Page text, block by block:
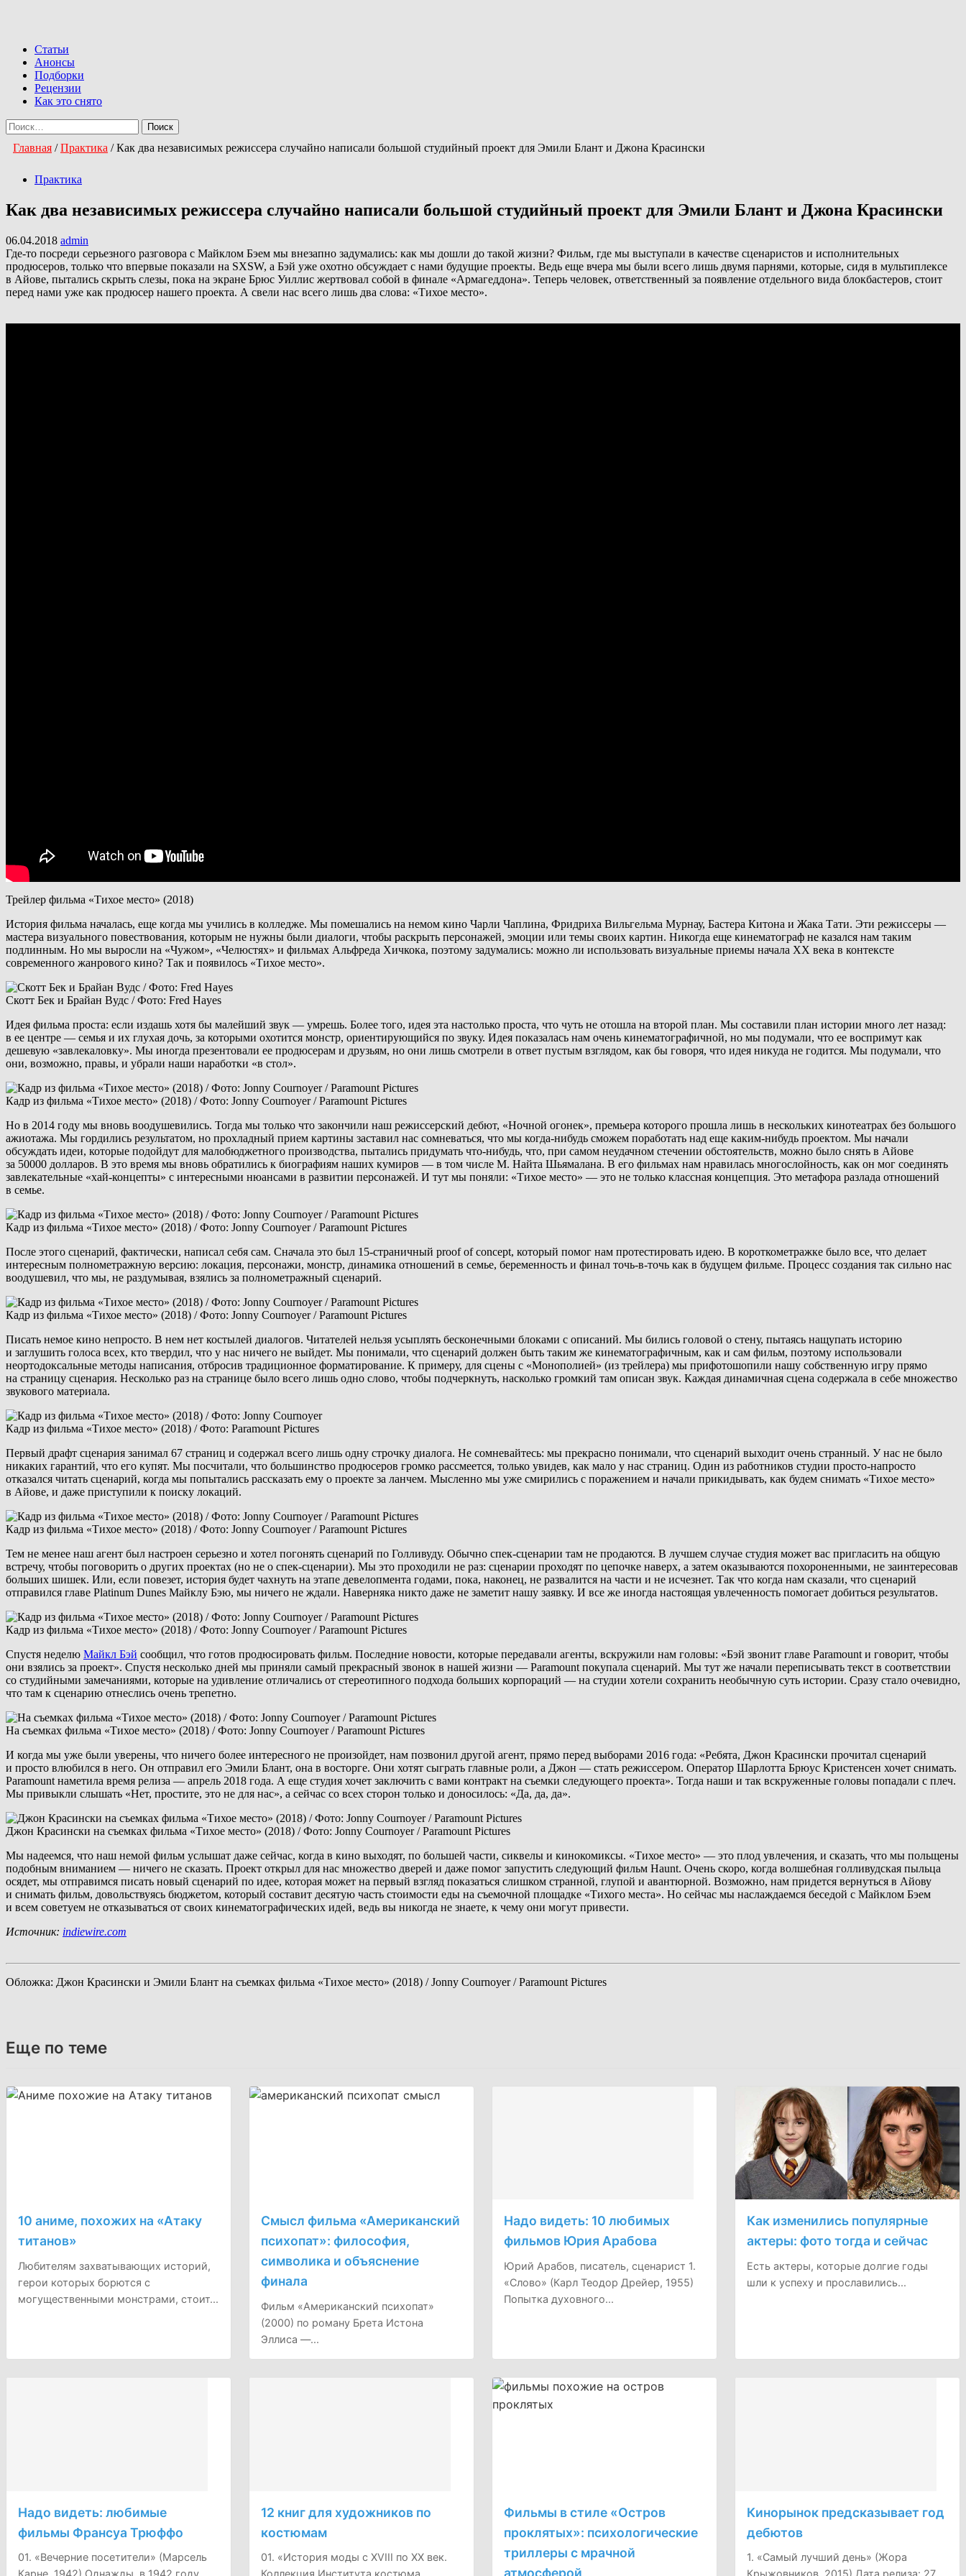
Статьи
Анонсы
Подборки
Рецензии
Как это снято
Найти:
Главная /Практика /Как два независимых режиссера случайно написали большой студийный проект для Эмили Блант и Джона Красински
Практика
Как два независимых режиссера случайно написали большой студийный проект для Эмили Блант и Джона Красински
06.04.2018 admin
Где-то посреди серьезного разговора с Майклом Бэем мы внезапно задумались: как мы дошли до такой жизни? Фильм, где мы выступали в качестве сценаристов и исполнительных
продюсеров, только что впервые показали на SXSW, а Бэй уже охотно обсуждает с нами будущие проекты. Ведь еще вчера мы были всего лишь двумя парнями, которые, сидя в мультиплексе
в Айове, пытались скрыть слезы, пока на экране Брюс Уиллис жертвовал собой в финале «Армагеддона». Теперь человек, ответственный за появление отдельного вида блокбастеров, стоит
перед нами уже как продюсер нашего проекта. А свели нас всего лишь два слова: «Тихое место».
Трейлер фильма «Тихое место» (2018)
История фильма началась, еще когда мы учились в колледже. Мы помешались на немом кино Чарли Чаплина, Фридриха Вильгельма Мурнау, Бастера Китона и Жака Тати. Эти режиссеры —
мастера визуального повествования, которым не нужны были диалоги, чтобы раскрыть персонажей, эмоции или темы своих картин. Никогда еще кинематограф не казался нам таким
подлинным. Но мы выросли на «Чужом», «Челюстях» и фильмах Альфреда Хичкока, поэтому задумались: можно ли использовать визуальные приемы начала XX века в контексте
современного жанрового кино? Так и появилось «Тихое место».
Скотт Бек и Брайан Вудс / Фото: Fred Hayes
Идея фильма проста: если издашь хотя бы малейший звук — умрешь. Более того, идея эта настолько проста, что чуть не отошла на второй план. Мы составили план истории много лет назад:
в ее центре — семья и их глухая дочь, за которыми охотится монстр, ориентирующийся по звуку. Идея показалась нам очень кинематографичной, но мы подумали, что ее воспримут как
дешевую «завлекаловку». Мы иногда презентовали ее продюсерам и друзьям, но они лишь смотрели в ответ пустым взглядом, как бы говоря, что идея никуда не годится. Мы подумали, что
они, возможно, правы, и убрали наши наработки «в стол».
Кадр из фильма «Тихое место» (2018) / Фото: Jonny Cournoyer / Paramount Pictures
Но в 2014 году мы вновь воодушевились. Тогда мы только что закончили наш режиссерский дебют, «Ночной огонек», премьера которого прошла лишь в нескольких кинотеатрах без большого
ажиотажа. Мы гордились результатом, но прохладный прием картины заставил нас сомневаться, что мы когда-нибудь сможем поработать над еще каким-нибудь проектом. Мы начали
обсуждать идеи, которые подойдут для малобюджетного производства, пытались придумать что-нибудь, что, при самом неудачном стечении обстоятельств, можно было снять в Айове
за 50000 долларов. В это время мы вновь обратились к биографиям наших кумиров — в том числе М. Найта Шьямалана. В его фильмах нам нравилась многослойность, как он мог соединять
завлекательные «хай-концепты» с интересными нюансами в развитии персонажей. И тут мы поняли: «Тихое место» — это не только классная концепция. Это метафора разлада отношений
в семье.
Кадр из фильма «Тихое место» (2018) / Фото: Jonny Cournoyer / Paramount Pictures
После этого сценарий, фактически, написал себя сам. Сначала это был 15-страничный proof of concept, который помог нам протестировать идею. В короткометражке было все, что делает
интересным полнометражную версию: локация, персонажи, монстр, динамика отношений в семье, беременность и финал точь-в-точь как в будущем фильме. Процесс создания так сильно нас
воодушевил, что мы, не раздумывая, взялись за полнометражный сценарий.
Кадр из фильма «Тихое место» (2018) / Фото: Jonny Cournoyer / Paramount Pictures
Писать немое кино непросто. В нем нет костылей диалогов. Читателей нельзя усыплять бесконечными блоками с описаний. Мы бились головой о стену, пытаясь нащупать историю
и заглушить голоса всех, кто твердил, что у нас ничего не выйдет. Мы понимали, что сценарий должен быть таким же кинематографичным, как и сам фильм, поэтому использовали
неортодоксальные методы написания, отбросив традиционное форматирование. К примеру, для сцены с «Монополией» (из трейлера) мы прифотошопили нашу собственную игру прямо
на страницу сценария. Несколько раз на странице было всего лишь одно слово, чтобы подчеркнуть, насколько громкий там описан звук. Каждая динамичная сцена содержала в себе множество
звукового материала.
Кадр из фильма «Тихое место» (2018) / Фото: Paramount Pictures
Первый драфт сценария занимал 67 страниц и содержал всего лишь одну строчку диалога. Не сомневайтесь: мы прекрасно понимали, что сценарий выходит очень странный. У нас не было
никаких гарантий, что его купят. Мы посчитали, что большинство продюсеров громко рассмеется, только увидев, как мало у нас страниц. Один из работников студии просто-напросто
отказался читать сценарий, когда мы попытались рассказать ему о проекте за ланчем. Мысленно мы уже смирились с поражением и начали прикидывать, как будем снимать «Тихое место»
в Айове, и даже приступили к поиску локаций.
Кадр из фильма «Тихое место» (2018) / Фото: Jonny Cournoyer / Paramount Pictures
Тем не менее наш агент был настроен серьезно и хотел погонять сценарий по Голливуду. Обычно спек-сценарии там не продаются. В лучшем случае студия может вас пригласить на общую
встречу, чтобы поговорить о других проектах (но не о спек-сценарии). Мы это проходили не раз: сценарии проходят по цепочке наверх, а затем оказываются похороненными, не заинтересовав
больших шишек. Или, если повезет, история будет чахнуть на этапе девелопмента годами, пока, наконец, не развалится на части и не исчезнет. Так что когда нам сказали, что сценарий
отправился главе Platinum Dunes Майклу Бэю, мы ничего не ждали. Наверняка никто даже не заметит нашу заявку. И все же иногда настоящая увлеченность помогает добиться результатов.
Кадр из фильма «Тихое место» (2018) / Фото: Jonny Cournoyer / Paramount Pictures
Спустя неделю Майкл Бэй сообщил, что готов продюсировать фильм. Последние новости, которые передавали агенты, вскружили нам головы: «Бэй звонит главе Paramount и говорит, чтобы
они взялись за проект». Спустя несколько дней мы приняли самый прекрасный звонок в нашей жизни — Paramount покупала сценарий. Мы тут же начали переписывать текст в соответствии
со студийными замечаниями, которые на удивление отличались от стереотипного подхода больших корпораций — на студии хотели сохранить необычную суть истории. Сразу стало очевидно,
что там к сценарию отнеслись очень трепетно.
На съемках фильма «Тихое место» (2018) / Фото: Jonny Cournoyer / Paramount Pictures
И когда мы уже были уверены, что ничего более интересного не произойдет, нам позвонил другой агент, прямо перед выборами 2016 года: «Ребята, Джон Красински прочитал сценарий
и просто влюбился в него. Он отправил его Эмили Блант, она в восторге. Они хотят сыграть главные роли, а Джон — стать режиссером. Оператор Шарлотта Брюус Кристенсен хочет снимать.
Paramount наметила время релиза — апрель 2018 года. А еще студия хочет заключить с вами контракт на съемки следующего проекта». Тогда наши и так вскруженные головы попадали с плеч.
Мы привыкли слышать «Нет, простите, это не для нас», а сейчас со всех сторон только и доносилось: «Да, да, да».
Джон Красински на съемках фильма «Тихое место» (2018) / Фото: Jonny Cournoyer / Paramount Pictures
Мы надеемся, что наш немой фильм услышат даже сейчас, когда в кино выходят, по большей части, сиквелы и кинокомиксы. «Тихое место» — это плод увлечения, и сказать, что мы польщены
подобным вниманием — ничего не сказать. Проект открыл для нас множество дверей и даже помог запустить следующий фильм Haunt. Очень скоро, когда волшебная голливудская пыльца
осядет, мы отправимся писать новый сценарий по идее, которая может на первый взгляд показаться слишком странной, глупой и авантюрной. Возможно, нам придется вернуться в Айову
и снимать фильм, довольствуясь бюджетом, который составит десятую часть стоимости еды на съемочной площадке «Тихого места». Но сейчас мы наслаждаемся беседой с Майклом Бэем
и всем советуем не отказываться от своих кинематографических идей, ведь вы никогда не знаете, к чему они могут привести.
Источник: indiewire.com
Обложка: Джон Красински и Эмили Блант на съемках фильма «Тихое место» (2018) / Jonny Cournoyer / Paramount Pictures
Еще по теме
10 аниме, похожих на «Атаку
титанов»
Любителям захватывающих историй,
герои которых борются с
могущественными монстрами, стоит...
Смысл фильма «Американский
психопат»: философия,
символика и объяснение
финала
Фильм «Американский психопат»
(2000) по роману Брета Истона
Эллиса —...
Надо видеть: 10 любимых
фильмов Юрия Арабова
Юрий Арабов, писатель, сценарист 1.
«Слово» (Карл Теодор Дрейер, 1955)
Попытка духовного...
Как изменились популярные
актеры: фото тогда и сейчас
Есть актеры, которые долгие годы
шли к успеху и прославились...
Надо видеть: любимые
фильмы Франсуа Трюффо
01. «Вечерние посетители» (Марсель
12 книг для художников по
костюмам
01. «История моды с XVIII по ХХ век.
Фильмы в стиле «Остров
проклятых»: психологические
триллеры с мрачной
атмосферой
Кинорынок предсказывает год
дебютов
1. «Самый лучший день» (Жора